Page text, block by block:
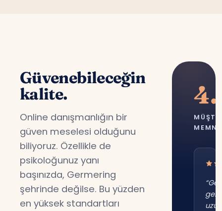
Güvenebileceğin
kalite.
Online danışmanlığın bir
güven meselesi olduğunu
biliyoruz. Özellikle de
psikoloğunuz yanı
başınızda, Germering
şehrinde değilse. Bu yüzden
en yüksek standartları
uzun